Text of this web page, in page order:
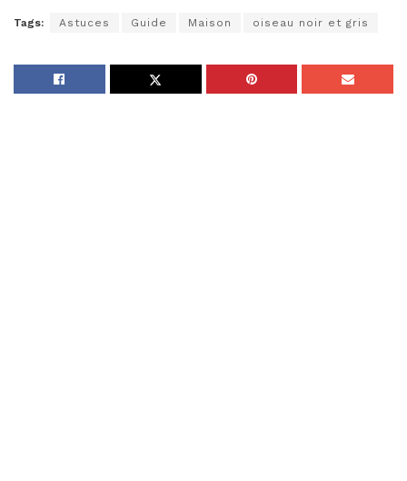
Tags: Astuces Guide Maison oiseau noir et gris